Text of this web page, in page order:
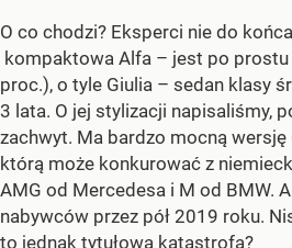
O co chodzi? Eksperci nie do
kompaktowa Alfa – jest po
proc.), o tyle Giulia – sedan klasy
3 lata. O jej stylizacji napisaliśmy,
zachwyt. Ma bardzo mocną
którą może konkurować z
AMG od Mercedesa i M od BMW.
nabywców przez pół 2019 roku.
to jednak tytułowa katastrofa?